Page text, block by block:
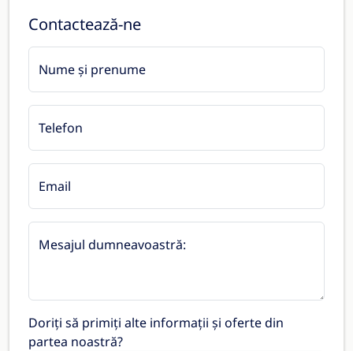
Contactează-ne
Nume și prenume
Telefon
Email
Mesajul dumneavoastră:
Doriți să primiți alte informații și oferte din
partea noastră?